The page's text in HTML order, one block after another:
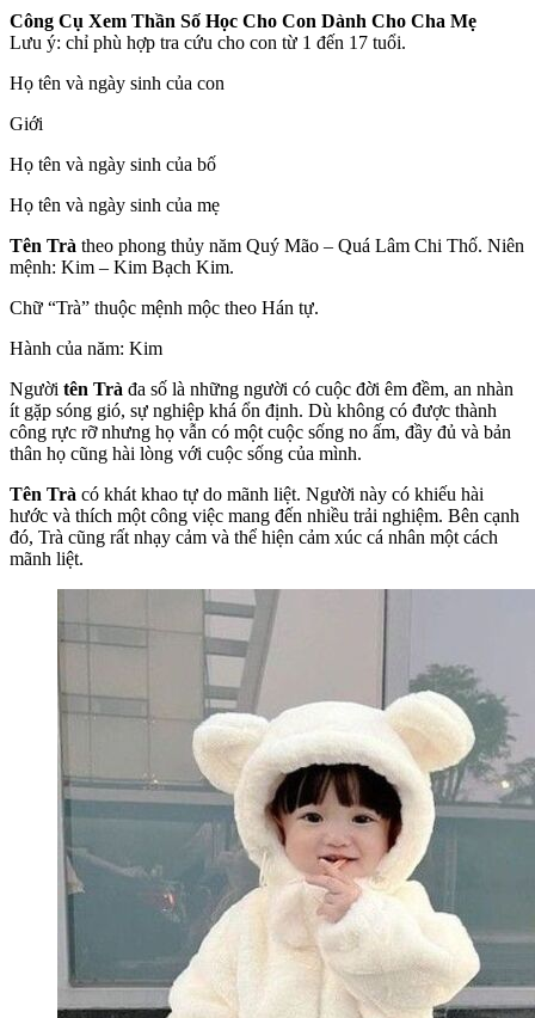
Công Cụ Xem Thần Số Học Cho Con Dành Cho Cha Mẹ
Lưu ý: chỉ phù hợp tra cứu cho con từ 1 đến 17 tuổi.
Họ tên và ngày sinh của con
Giới
Họ tên và ngày sinh của bố
Họ tên và ngày sinh của mẹ
Tên Trà theo phong thủy năm Quý Mão – Quá Lâm Chi Thố. Niên
mệnh: Kim – Kim Bạch Kim.
Chữ “Trà” thuộc mệnh mộc theo Hán tự.
Hành của năm: Kim
Người tên Trà đa số là những người có cuộc đời êm đềm, an nhàn
ít gặp sóng gió, sự nghiệp khá ổn định. Dù không có được thành
công rực rỡ nhưng họ vẫn có một cuộc sống no ấm, đầy đủ và bản
thân họ cũng hài lòng với cuộc sống của mình.
Tên Trà có khát khao tự do mãnh liệt. Người này có khiếu hài
hước và thích một công việc mang đến nhiều trải nghiệm. Bên cạnh
đó, Trà cũng rất nhạy cảm và thể hiện cảm xúc cá nhân một cách
mãnh liệt.